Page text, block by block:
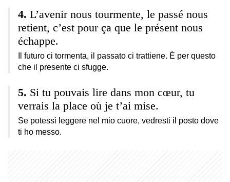
L’avenir nous tourmente, le passé nous
retient, c’est pour ça que le présent nous
échappe.
Il futuro ci tormenta, il passato ci trattiene. È per questo
che il presente ci sfugge.
Si tu pouvais lire dans mon cœur, tu
verrais la place où je t’ai mise.
Se potessi leggere nel mio cuore, vedresti il posto dove
ti ho messo.